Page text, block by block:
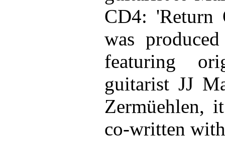
CD4: 'Return
was
featuring
guitarist JJ
Zermüehlen,
co-written